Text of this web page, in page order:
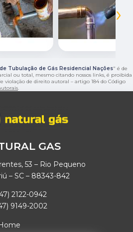
›
Tubulação de Gás Residencial Nações" é de
ou total, mesmo citando nossos links, é proibida
violação de direito autoral – artigo 184 do Código
.
GAS
53 – Rio Pequeno
– SC – 88343-842
2122-0942
9149-2002
Home